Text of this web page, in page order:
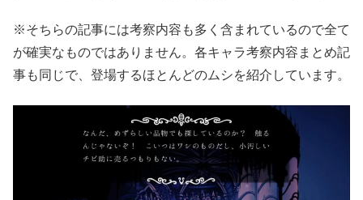
※そちらの記事には考察内容も多く含まれているので全て
が確実なものではありません。各キャラ考察内容まとめ記
事も同じで、登場するほとんどのムシを紹介しています。